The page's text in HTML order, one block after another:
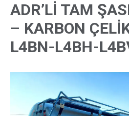
ADR’Lİ TAM
– KARBON
L4BN-L4BH-